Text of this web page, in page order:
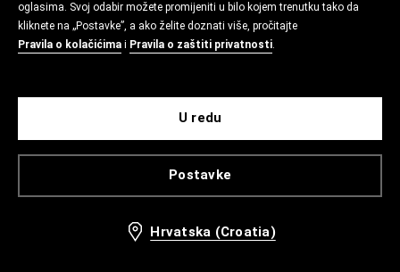
oglasima. Svoj odabir možete promijeniti u bilo kojem trenutku tako da
kliknete na „Postavke”, a ako želite doznati više, pročitajte
Pravila o kolačićima i Pravila o zaštiti privatnosti.
Postavke
U redu
Hrvatska (Croatia)